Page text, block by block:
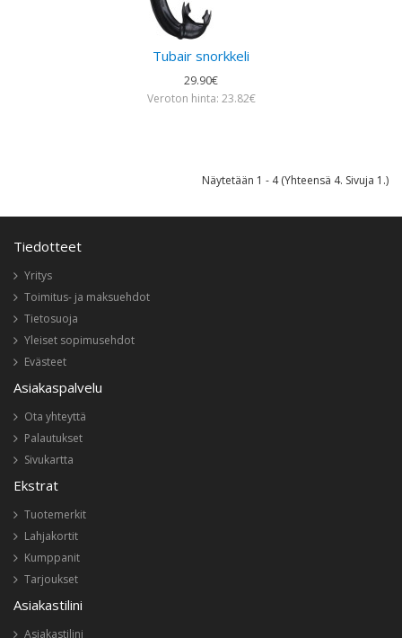
Tubair snorkkeli
29.90€
Veroton hinta: 23.82€
Näytetään 1 - 4 (Yhteensä 4. Sivuja 1.)
Tiedotteet
Yritys
Toimitus- ja maksuehdot
Tietosuoja
Yleiset sopimusehdot
Evästeet
Asiakaspalvelu
Ota yhteyttä
Palautukset
Sivukartta
Ekstrat
Tuotemerkit
Lahjakortit
Kumppanit
Tarjoukset
Asiakastilini
Asiakastilini